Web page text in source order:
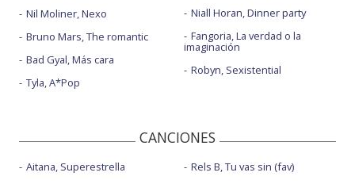
Nil Moliner, Nexo
Bruno Mars, The romantic
Bad Gyal, Más cara
Tyla, A*Pop
Niall Horan, Dinner party
Fangoria, La verdad o la
imaginación
Robyn, Sexistential
CANCIONES
Aitana, Superestrella Rels B, Tu vas sin (fav)